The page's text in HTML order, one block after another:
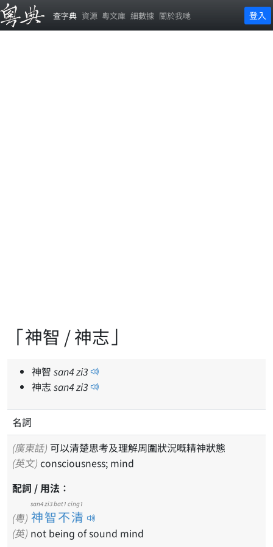
查字典 資源 粵文庫 細數據 關於我哋 登入
「神智 / 神志」
神智 san4zi3
神志san4zi3
名詞
(廣東話) 可以清楚思考及理解周圍狀況嘅精神狀態
(英文) consciousness; mind
配詞 / 用法：
(粵) 神智不清
san4 zi3 bat1 cing1
(英) not being of sound mind